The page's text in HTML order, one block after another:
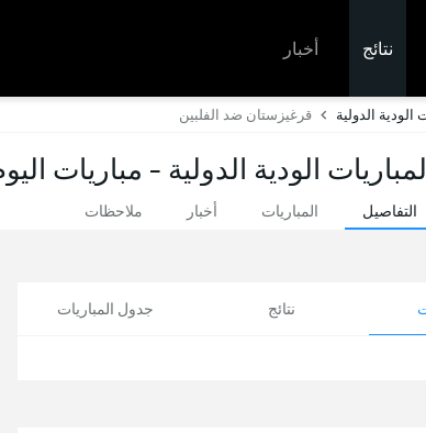
نتائج أخبار
الودية الدولية قرغيزستان ضد الفلبين
الودية الدولية - مباريات
التفاصيل المباريات أخبار ملاحظات
نتائج جدول المباريات